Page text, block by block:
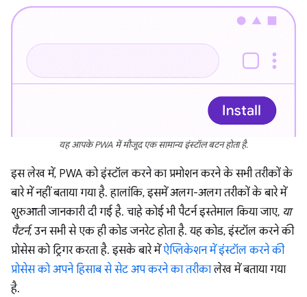
यह आपके PWA में मौजूद एक सामान्य इंस्टॉल बटन होता है.
इस लेख में, PWA को इंस्टॉल करने का प्रमोशन करने के सभी तरीकों के
बारे में नहीं बताया गया है. हालांकि, इसमें अलग-अलग तरीकों के बारे में
शुरुआती जानकारी दी गई है. चाहे कोई भी पैटर्न इस्तेमाल किया जाए, या
पैटर्न, उन सभी से एक ही कोड जनरेट होता है. यह कोड, इंस्टॉल करने की
प्रोसेस को ट्रिगर करता है. इसके बारे मेंऐप्लिकेशन में इंस्टॉल करने की
प्रोसेस को अपने हिसाब से सेट अप करने का तरीकालेख में बताया गया
है.